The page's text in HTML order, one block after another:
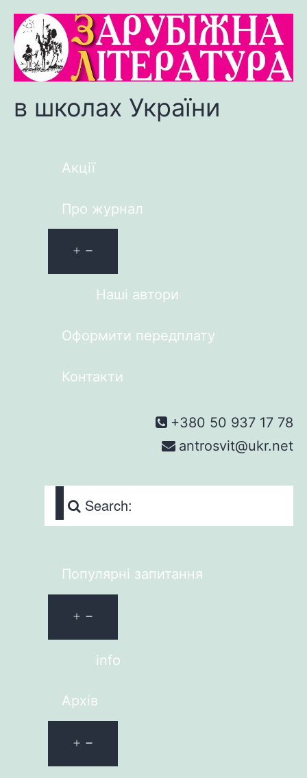
в школах України
Акції
Про журнал
Наші автори
Оформити передплату
Контакти
+380 50 937 17 78
antrosvit@ukr.net
Search:
Популярні запитання
info
Архів